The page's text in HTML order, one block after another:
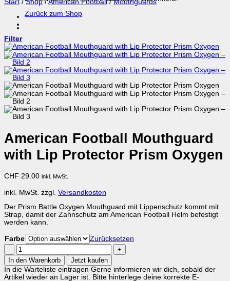
Zurück zum Shop
Start / Shop / American Football / Mouthguards
Filter
American Football Mouthguard
with Lip Protector Prism Oxygen
CHF 29.00 inkl. MwSt.
inkl. MwSt. zzgl. Versandkosten
Der Prism Battle Oxygen Mouthguard mit Lippenschutz kommt mit
Strap, damit der Zahnschutz am American Football Helm befestigt
werden kann.
Farbe
Zurücksetzen
American
Football
Mouthguard
with
Lip
In den Warenkorb
Jetzt kaufen
In die Warteliste eintragen Gerne informieren wir dich, sobald der
Artikel wieder an Lager ist. Bitte hinterlege deine korrekte E-